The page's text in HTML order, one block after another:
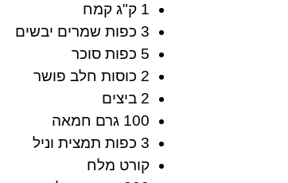
1 ק"ג קמח
3 כפות שמרים יבשים
5 כפות סוכר
2 כוסות חלב פושר
2 ביצים
100 גרם חמאה
3 כפות תמצית וניל
קורט מלח